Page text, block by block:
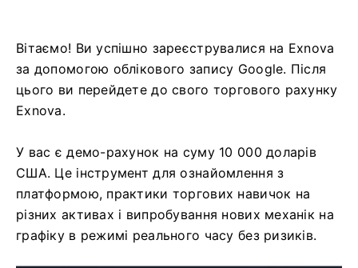
Вітаємо! Ви успішно зареєструвалися на Exnova
за допомогою облікового запису Google. Після
цього ви перейдете до свого торгового рахунку
Exnova.
У вас є демо-рахунок на суму 10 000 доларів
США. Це інструмент для ознайомлення з
платформою, практики торгових навичок на
різних активах і випробування нових механік на
графіку в режимі реального часу без ризиків.